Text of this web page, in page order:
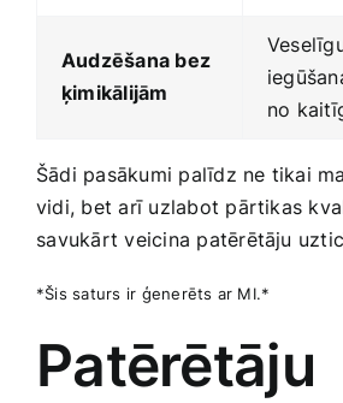
Audzēšana bez
ķimikālijām
no
Šādi pasākumi palīdz ‍ne tikai
vidi, bet arī uzlabot pārtikas
⁤savukārt veicina patērētāju
*Šis saturs ir ‍ģenerēts ar MI.*
Patērētāju